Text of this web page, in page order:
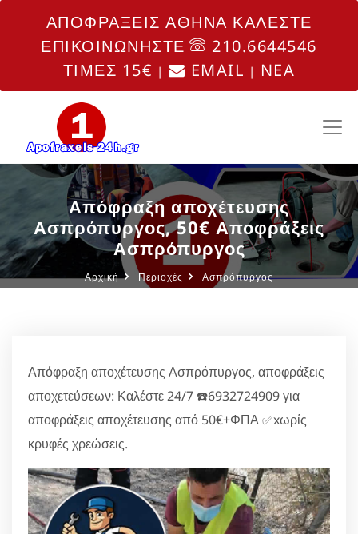
ΑΠΟΦΡΑΞΕΙΣ ΑΘΗΝΑ ΚΑΛΕΣΤΕ
ΕΠΙΚΟΙΝΩΝΗΣΤΕ
210.6644546
ΤΙΜΕΣ 15€ | EMAIL | NEA
Απόφραξη αποχέτευσης
Ασπρόπυργος, 50€ Αποφράξεις
Ασπρόπυργος
Αρχική Περιοχές Ασπρόπυργος
Απόφραξη αποχέτευσης Ασπρόπυργος, αποφράξεις
αποχετεύσεων: Καλέστε 24/7 ☎️6932724909 για
αποφράξεις αποχέτευσης από 50€+ΦΠΑ ✅xωρίς
κρυφές χρεώσεις.